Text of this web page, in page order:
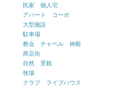
民家 個人宅
アパート コーポ
大型施設
駐車場
教会 チャペル 神殿
商店街
自然 景観
牧場
クラブ ライブハウス